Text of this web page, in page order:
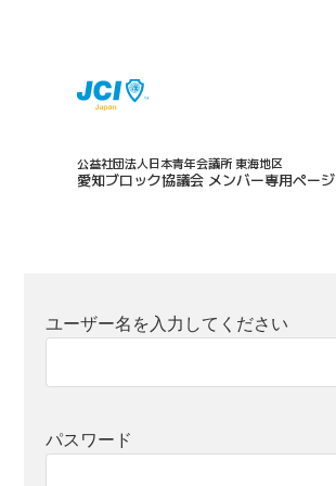
公益社団法人日本青年会議所 東海地区
愛知ブロック協議会 メンバー専用ページ
ユーザー名を入力してください
パスワード